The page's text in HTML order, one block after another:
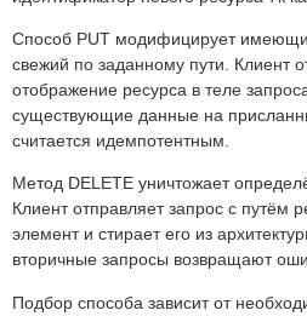
Способ PUT модифицирует
свежий по заданному пути. Клиент
отображение ресурса в теле
существующие данные на
считается идемпотентным.
Метод DELETE уничтожает
Клиент отправляет запрос с путём
элемент и стирает его из
вторичные запросы возвращают
Подбор способа зависит от